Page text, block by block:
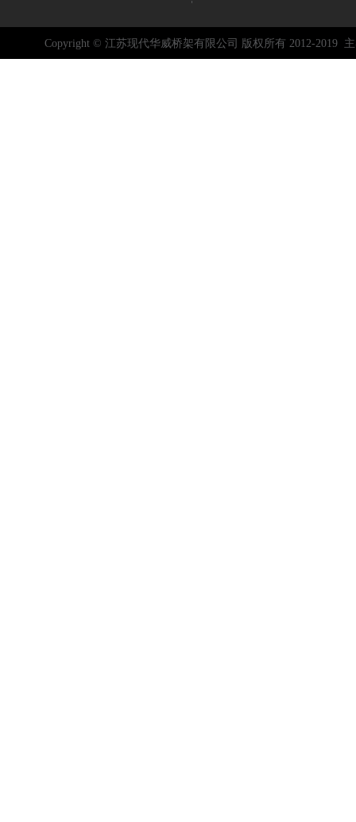
Copyright © 江苏现代华威桥架有限公司 版权所有 2012-2019